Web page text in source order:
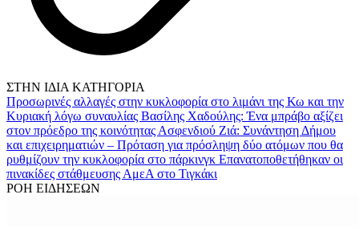
ΣΤΗΝ ΙΔΙΑ ΚΑΤΗΓΟΡΙΑ
Προσωρινές αλλαγές στην κυκλοφορία στο λιμάνι της Κω και την
Κυριακή λόγω συναυλίας Βασίλης Χαδούλης: Ένα μπράβο αξίζει
στον πρόεδρο της κοινότητας Ασφενδιού Ζιά: Συνάντηση Δήμου
και επιχειρηματιών – Πρόταση για πρόσληψη δύο ατόμων που θα
ρυθμίζουν την κυκλοφορία στο πάρκινγκ Επανατοποθετήθηκαν οι
πινακίδες στάθμευσης ΑμεΑ στο Τιγκάκι
ΡΟΗ ΕΙΔΗΣΕΩΝ